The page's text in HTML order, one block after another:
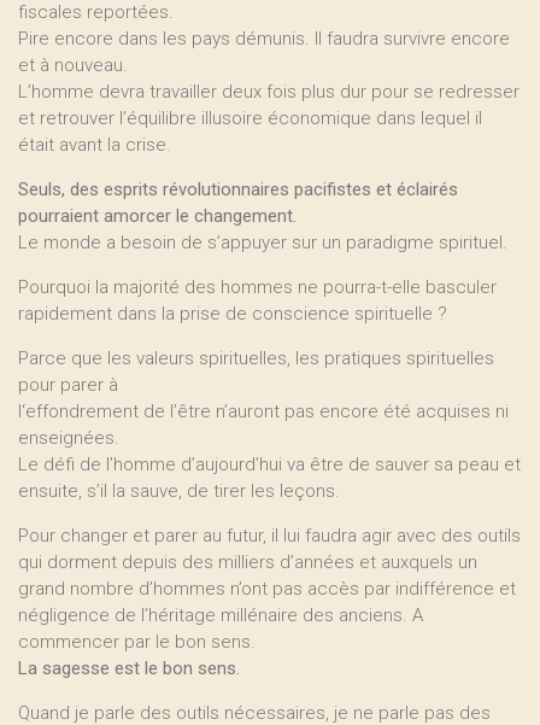
fiscales reportées.
Pire encore dans les pays démunis. Il faudra survivre encore
et à nouveau.
L’homme devra travailler deux fois plus dur pour se redresser
et retrouver l’équilibre illusoire économique dans lequel il
était avant la crise.
Seuls, des esprits révolutionnaires pacifistes et éclairés
pourraient amorcer le changement.
Le monde a besoin de s’appuyer sur un paradigme spirituel.
Pourquoi la majorité des hommes ne pourra-t-elle basculer
rapidement dans la prise de conscience spirituelle ?
Parce que les valeurs spirituelles, les pratiques spirituelles
pour parer à
l‘effondrement de l’être n’auront pas encore été acquises ni
enseignées.
Le défi de l’homme d’aujourd’hui va être de sauver sa peau et
ensuite, s’il la sauve, de tirer les leçons.
Pour changer et parer au futur, il lui faudra agir avec des outils
qui dorment depuis des milliers d’années et auxquels un
grand nombre d’hommes n’ont pas accès par indifférence et
négligence de l’héritage millénaire des anciens. A
commencer par le bon sens.
La sagesse est le bon sens.
Quand je parle des outils nécessaires, je ne parle pas des